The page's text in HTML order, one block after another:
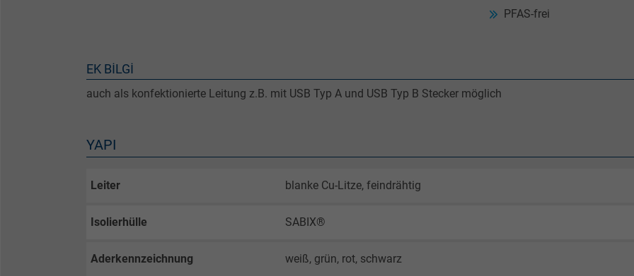
PFAS-frei
EK BILGI
auch als konfektionierte Leitung z.B. mit USB Typ A und USB Typ B Stecker möglich
YAPI
Leiter blanke Cu-Litze, feindrähtig
Isolierhülle SABIX®
Aderkennzeichnung weiß, grün, rot, schwarz